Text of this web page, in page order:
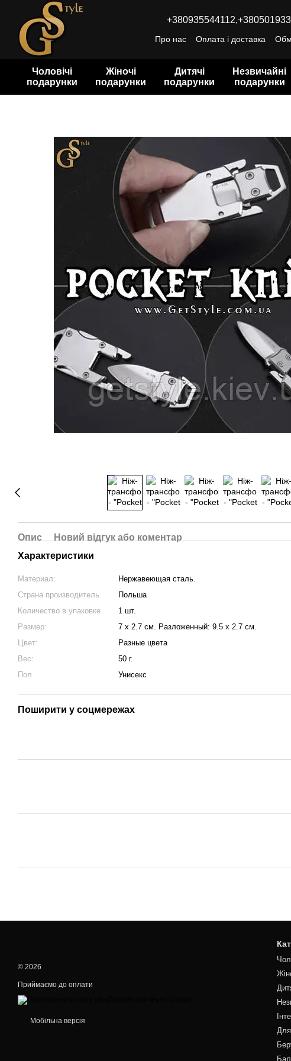
Перейти до основного контенту
+380935544112,
Про нас Оплата і доставка
Чоловічі
подарунки
Жіночі
подарунки
Дитячі
подарунки
Незвичайні
подарунки
Опис
Новий відгук або коментар
Характеристики
Материал:
Нержавеющая сталь.
Страна производитель
Польша
Количество в упаковке
1 шт.
Размер:
7 х 2.7 см. Разложенный: 9.5 х 2.7 см.
Цвет:
Разные цвета
Вес:
50 г.
Пол
Унисекс
Поширити у соцмережах
© 2026
Приймаємо до оплати
Мобільна версія